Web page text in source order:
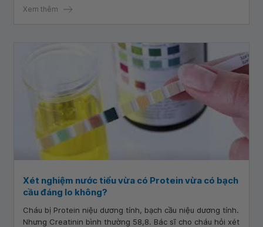
làm theo và kết quả lần nào cũng có hồng cầu trong nước
Xem thêm
Xét nghiệm nước tiểu vừa có Protein vừa có bạch
cầu đáng lo không?
Cháu bị Protein niệu dương tính, bạch cầu niệu dương tính.
Nhưng Creatinin bình thường 58,8. Bác sĩ cho cháu hỏi xét